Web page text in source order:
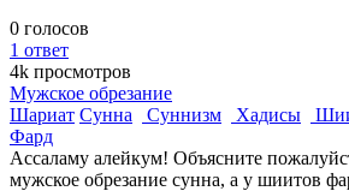
0 голосов
1 ответ
4k просмотров
Мужское обрезание
Шариат Сунна Суннизм Хадисы
Фард
Ассаламу алейкум! Объясните
мужское обрезание сунна, а у шиитов